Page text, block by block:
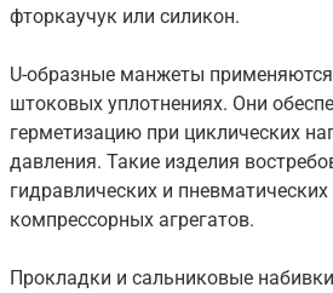
фторкаучук или силикон.
U-образные манжеты
штоковых уплотнениях. Они
герметизацию при циклических
давления. Такие изделия
гидравлических и
компрессорных агрегатов.
Прокладки и сальниковые